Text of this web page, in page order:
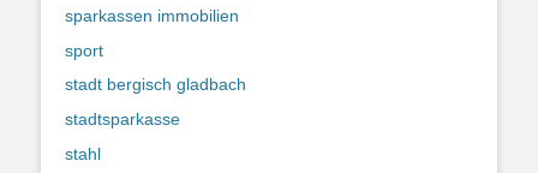
sparkassen immobilien
sport
stadt bergisch gladbach
stadtsparkasse
stahl